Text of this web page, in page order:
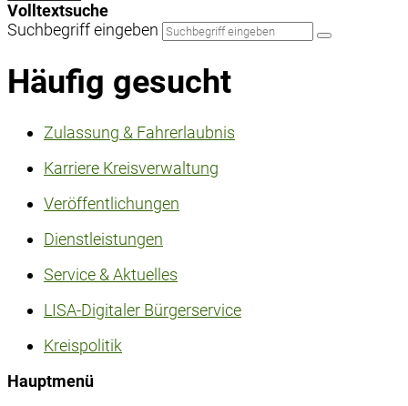
Volltextsuche
Suchbegriff eingeben
Häufig gesucht
Zulassung & Fahrerlaubnis
Karriere Kreisverwaltung
Veröffentlichungen
Dienstleistungen
Service & Aktuelles
LISA-Digitaler Bürgerservice
Kreispolitik
Hauptmenü